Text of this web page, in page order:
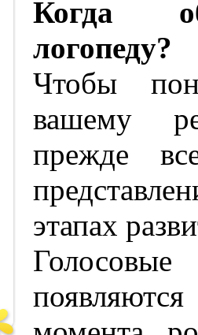
Когда
логопеду?
Чтобы
вашему
прежде
этапах